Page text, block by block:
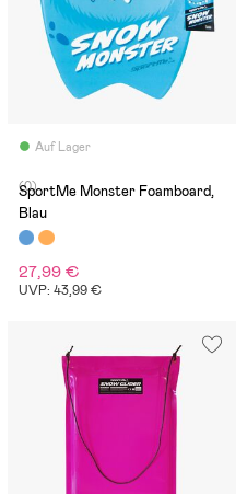
Auf Lager
(0)
SportMe Monster Foamboard,
Blau
27,99 €
UVP: 43,99 €